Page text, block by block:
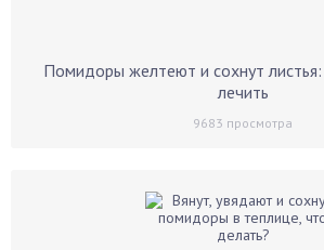
Помидоры желтеют и сохнут листья:
лечить
9683 просмотра